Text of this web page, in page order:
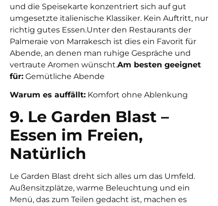
und die Speisekarte konzentriert sich auf gut
umgesetzte italienische Klassiker. Kein Auftritt, nur
richtig gutes Essen.Unter den Restaurants der
Palmeraie von Marrakesch ist dies ein Favorit für
Abende, an denen man ruhige Gespräche und
vertraute Aromen wünscht.Am besten geeignet
für: Gemütliche Abende
Warum es auffällt: Komfort ohne Ablenkung
9. Le Garden Blast –
Essen im Freien,
Natürlich
Le Garden Blast dreht sich alles um das Umfeld.
Außensitzplätze, warme Beleuchtung und ein
Menü, das zum Teilen gedacht ist, machen es